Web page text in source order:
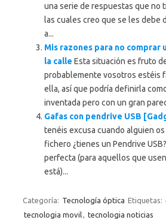
una serie de respuestas que no
las cuales creo que se les debe
a...
Mis razones para no comprar
la calle Esta situación es fruto
probablemente vosotros estéis
ella, así que podría definirla
inventada pero con un gran
Gafas con pendrive USB
tenéis excusa cuando alguien os
fichero ¿tienes un Pendrive
perfecta (para aquellos que
está)...
Categoría: Tecnología óptica Etiquetas:
tecnologia movil, tecnologia noticias